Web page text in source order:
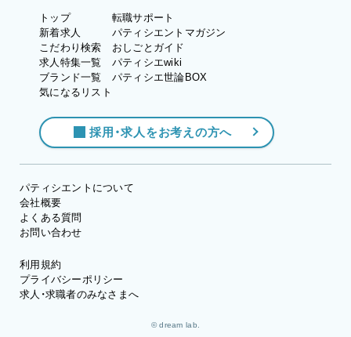
トップ
新着求人
こだわり検索
求人特集一覧
ブランド一覧
気になるリスト
転職サポート
パティシエントマガジン
おしごとガイド
パティシエwiki
パティシエ世論BOX
採用・求人をお考えの方へ
パティシエントについて
会社概要
よくある質問
お問い合わせ
利用規約
プライバシーポリシー
求人・求職者のみなさまへ
© dream lab.